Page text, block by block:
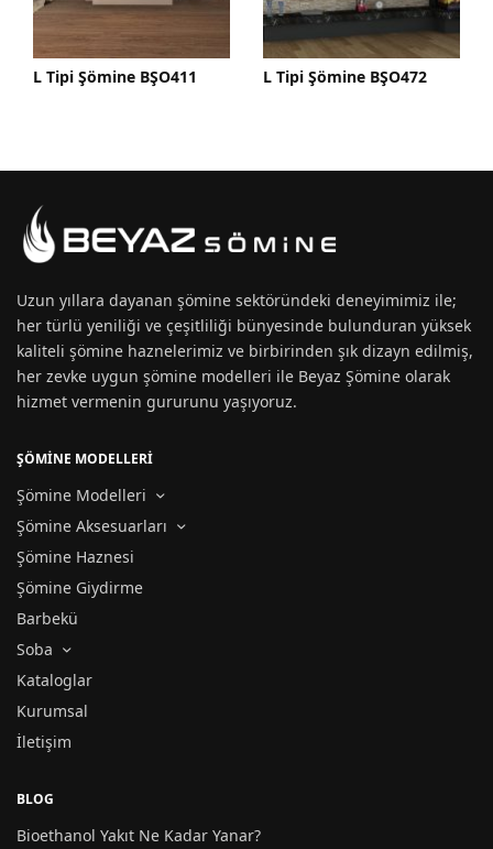
BŞO411 L Tipi Şömine BŞO472
L Tipi
Uzun yıllara dayananşömine sektöründeki deneyimimiz ile;
her türlü yeniliği ve çeşitliliği bünyesinde bulunduran yüksek
kaliteli şömine haznelerimiz ve birbirinden şık dizayn edilmiş,
her zevke uygunşömine modelleri ile Beyaz Şömine olarak
hizmet vermenin gururunu yaşıyoruz.
ŞÖMİNE MODELLERİ
Şömine Modelleri
Şömine Aksesuarları
Şömine Haznesi
Şömine Giydirme
Barbekü
Soba
Kataloglar
Kurumsal
İletişim
BLOG
Bioethanol Yakıt Ne Kadar Yanar?